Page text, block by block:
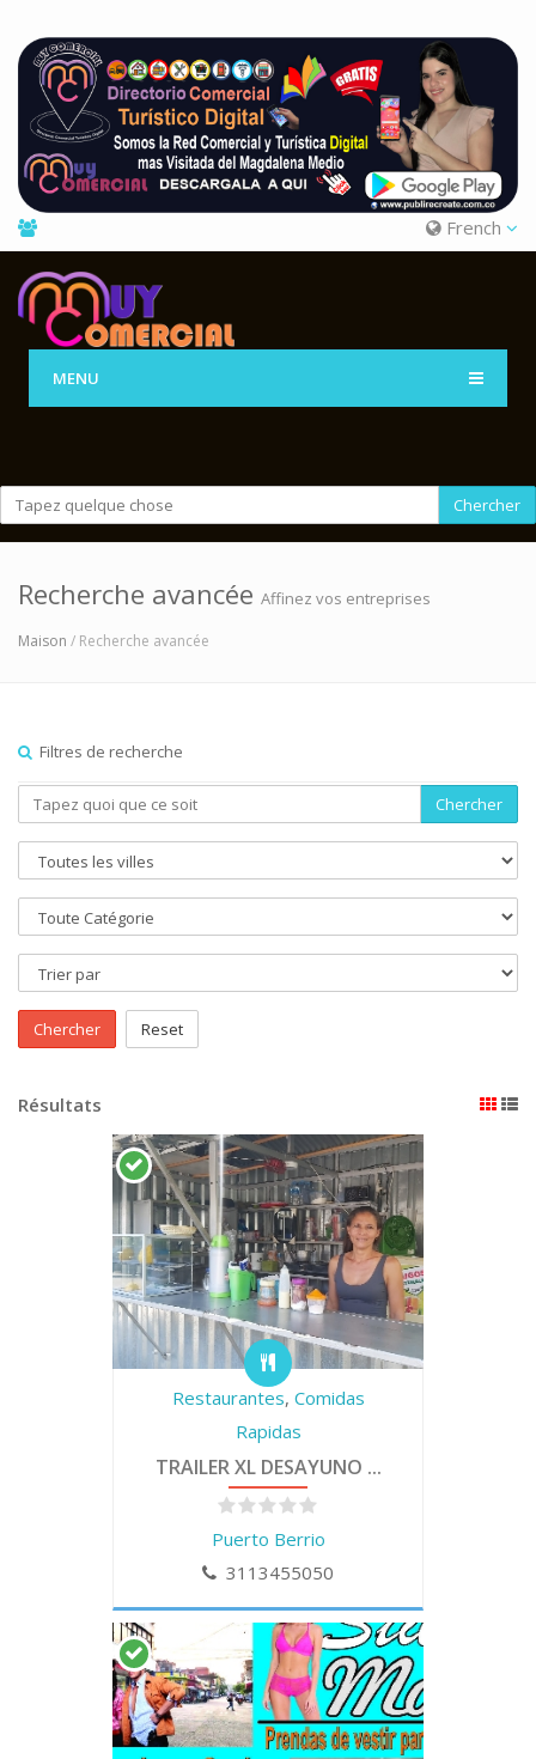
French
MENU
Chercher
Recherche avancée Affinez vos entreprises
Maison / Recherche avancée
Filtres de recherche
Chercher
Chercher Reset
Résultats
Restaurantes, Comidas
Rapidas
TRAILER XL DESAYUNO ...
Puerto Berrio
3113455050